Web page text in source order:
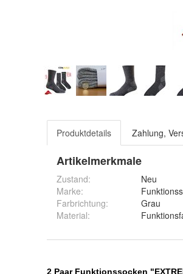
Produktdetails Zahlung,
Artikelmerkmale
Zustand:
Neu
Marke:
Farbrichtung:
Grau
Material: